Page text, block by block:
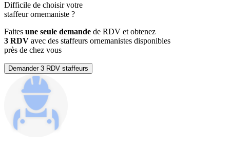
Difficile de choisir votre
staffeur ornemaniste ?
Faites une seule demande de RDV et obtenez
3 RDV avec des staffeurs ornemanistes disponibles
près de chez vous
Demander 3 RDV staffeurs